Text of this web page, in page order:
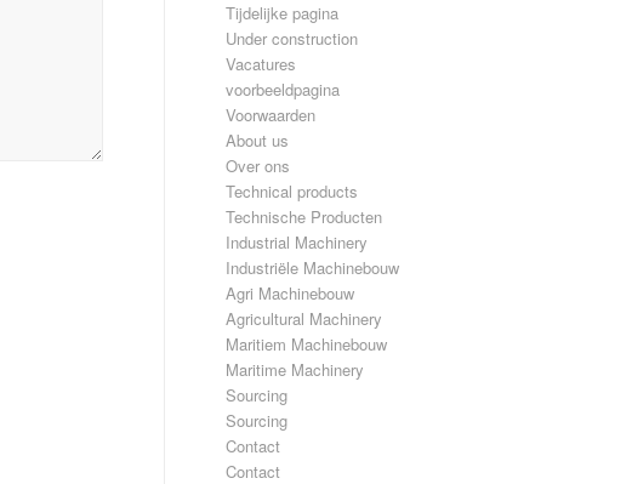
Tijdelijke pagina
Under construction
Vacatures
voorbeeldpagina
Voorwaarden
About us
Over ons
Technical products
Technische Producten
Industrial Machinery
Industriële Machinebouw
Agri Machinebouw
Agricultural Machinery
Maritiem Machinebouw
Maritime Machinery
Sourcing
Sourcing
Contact
Contact